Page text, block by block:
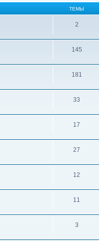
ТЕМЫ
2
145
181
33
17
27
12
11
3